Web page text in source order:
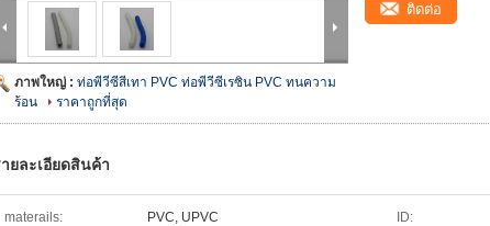
ภาพใหญ่ : ท่อพีวีซีสีเทา PVC ท่อพีวีซีเรซิน PVC ทนความ
ร้อน
ราคาถูกที่สุด
ติดต่อ
ยละเอียดสินค้า
materails: PVC, UPVC ID: